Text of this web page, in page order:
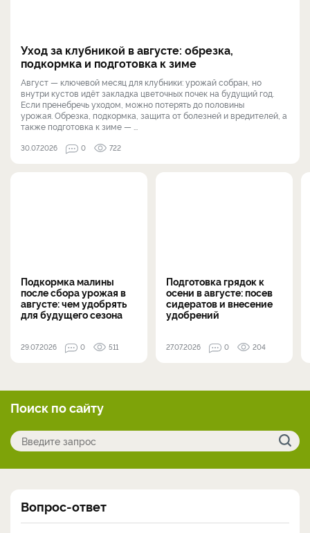
Уход за клубникой в августе: обрезка,
подкормка и подготовка к зиме
Август — ключевой месяц для клубники: урожай собран, но
внутри кустов идёт закладка цветочных почек на будущий год.
Если пренебречь уходом, можно потерять до половины
урожая. Обрезка, подкормка, защита от болезней и вредителей, а
также подготовка к зиме — ...
30.07.2026 0 722
Подкормка малины
после сбора урожая в
августе: чем удобрять
для будущего сезона
29.07.2026 0 511
Подготовка грядок к
осени в августе: посев
сидератов и внесение
удобрений
27.07.2026 0 204
Поиск по сайту
Вопрос-ответ